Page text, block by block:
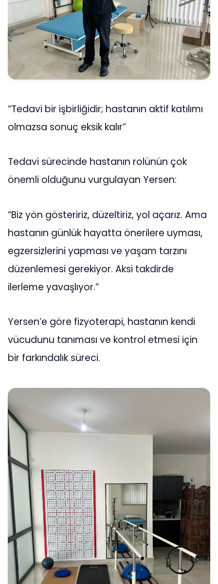
“Tedavi bir işbirliğidir; hastanın aktif katılımı
olmazsa sonuç eksik kalır”
Tedavi sürecinde hastanın rolünün çok
önemli olduğunu vurgulayan Yersen:
“Biz yön gösteririz, düzeltiriz, yol açarız. Ama
hastanın günlük hayatta önerilere uyması,
egzersizlerini yapması ve yaşam tarzını
düzenlemesi gerekiyor. Aksi takdirde
ilerleme yavaşlıyor.”
Yersen’e göre fizyoterapi, hastanın kendi
vücudunu tanıması ve kontrol etmesi için
bir farkındalık süreci.